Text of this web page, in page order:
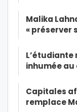
Malika
« préserver
inhumée
Capitales
remplace